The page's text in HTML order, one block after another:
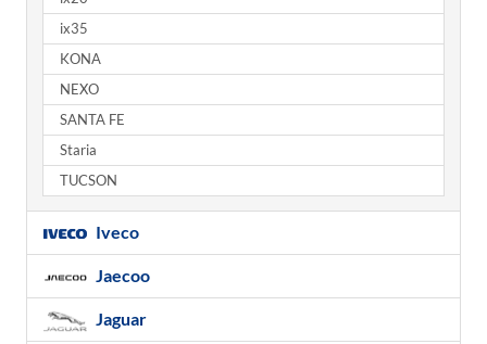
ix35
KONA
NEXO
SANTA FE
Staria
TUCSON
Iveco
Jaecoo
Jaguar